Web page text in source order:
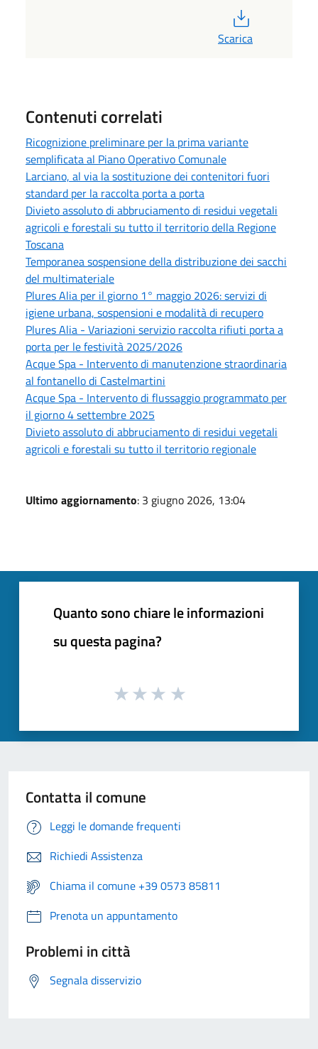
Scarica
Contenuti correlati
Ricognizione preliminare per la prima variante
semplificata al Piano Operativo Comunale
Larciano, al via la sostituzione dei contenitori fuori
standard per la raccolta porta a porta
Divieto assoluto di abbruciamento di residui vegetali
agricoli e forestali su tutto il territorio della Regione
Toscana
Temporanea sospensione della distribuzione dei sacchi
del multimateriale
Plures Alia per il giorno 1° maggio 2026: servizi di
igiene urbana, sospensioni e modalità di recupero
Plures Alia - Variazioni servizio raccolta rifiuti porta a
porta per le festività 2025/2026
Acque Spa - Intervento di manutenzione straordinaria
al fontanello di Castelmartini
Acque Spa - Intervento di flussaggio programmato per
il giorno 4 settembre 2025
Divieto assoluto di abbruciamento di residui vegetali
agricoli e forestali su tutto il territorio regionale
Ultimo aggiornamento: 3 giugno 2026, 13:04
Quanto sono chiare le informazioni
su questa pagina?
Contatta il comune
Leggi le domande frequenti
Richiedi Assistenza
Chiama il comune +39 0573 85811
Prenota un appuntamento
Problemi in città
Segnala disservizio